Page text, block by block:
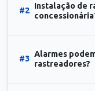
#2
Instalação de
#3
Alarmes
rastreadores?